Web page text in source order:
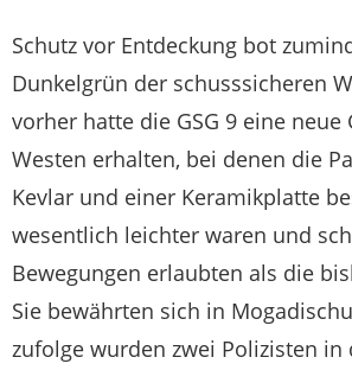
Schutz vor Entdeckung bot
Dunkelgrün der schusssicheren
vorher hatte die GSG 9 eine neue
Westen erhalten, bei denen die
Kevlar und einer Keramikplatte
wesentlich leichter waren und
Bewegungen erlaubten als die
Sie bewährten sich in
zufolge wurden zwei Polizisten in